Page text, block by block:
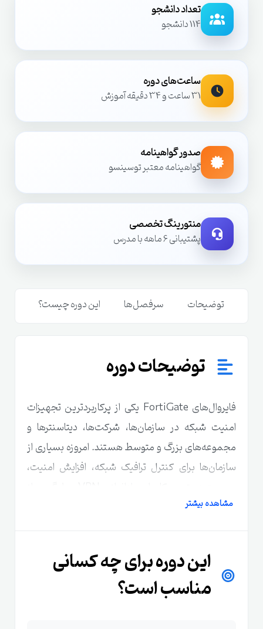
تعداد دانشجو
114 دانشجو
ساعت‌های دوره
31 ساعت و 34 دقیقه آموزش
صدور گواهینامه
گواهینامه معتبر توسینسو
منتورینگ تخصصی
پشتیبانی 6 ماهه با مدرس
توضیحات سرفصل‌ها این دوره چیست؟
توضیحات دوره
فایروال‌های FortiGate یکی از پرکاربردترین تجهیزات
امنیت شبکه در سازمان‌ها، شرکت‌ها، دیتاسنترها و
مجموعه‌های بزرگ و متوسط هستند. امروزه بسیاری از
سازمان‌ها برای کنترل ترافیک شبکه، افزایش امنیت،
تهدیدات امنیتی و مانیتورینگ ارتباطات خود از محصولات
کارشناسان شبکه، مدیران زیرساخت و علاقه‌مندان به
حوزه امنیت شبکه محسوب می‌شود.
مشاهده بیشتر
این دوره برای چه کسانی
مناسب است؟